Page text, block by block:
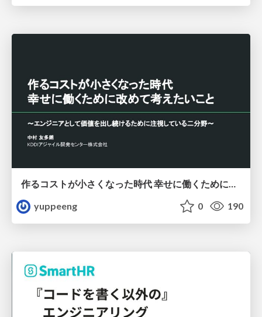
作るコストが小さくなった時代 幸せに働くために改めて考えたいこと 〜エンジニアとして価値を出し続けるために注視している二分野〜
yuppeeng
0 190